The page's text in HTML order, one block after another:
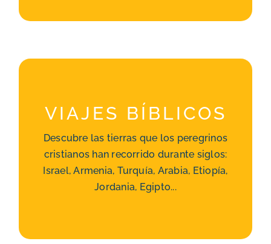
VIAJES BÍBLICOS
Descubre las tierras que los peregrinos
cristianos han recorrido durante siglos:
Israel, Armenia, Turquía, Arabia, Etiopía,
Jordania, Egipto...
En Arabia
En Armenia
En Egipto
En Etiopía
En Israel
En Jordania